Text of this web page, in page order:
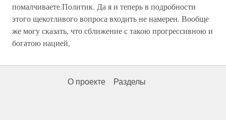
помалчиваете.Политик. Да я и теперь в подробности
этого щекотливого вопроса входить не намерен. Вообще
же могу сказать, что сближение с такою прогрессивною и
богатою нацией,
О проекте Разделы